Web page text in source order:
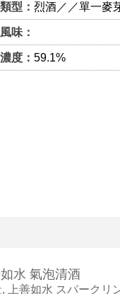
類型： 烈酒／／單一麥
味：
度： 59.1%
水 氣泡清酒
上善如水 スパークリ